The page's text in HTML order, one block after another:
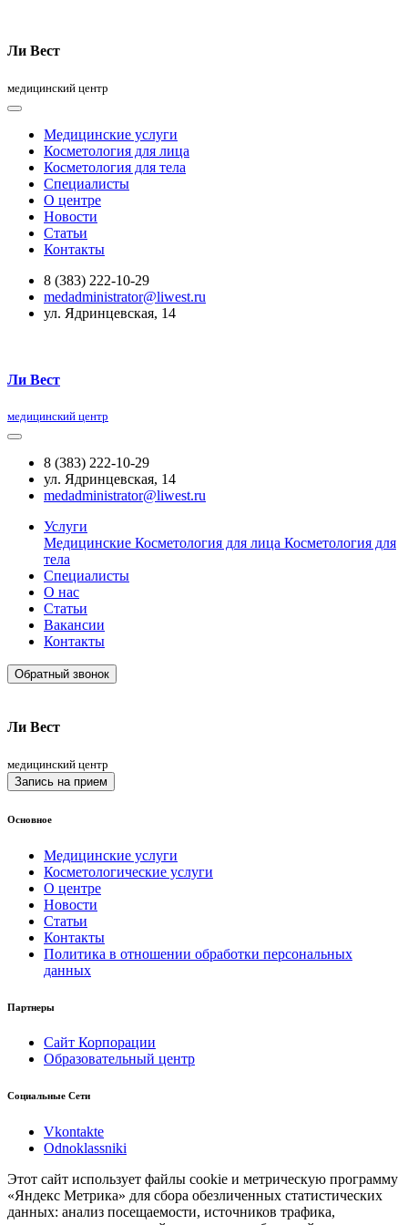
Ли Вест
медицинский центр
Медицинские услуги
Косметология для лица
Косметология для тела
Специалисты
О центре
Новости
Статьи
Контакты
8 (383) 222-10-29
medadministrator@liwest.ru
ул. Ядринцевская, 14
Ли Вест
медицинский центр
8 (383) 222-10-29
ул. Ядринцевская, 14
medadministrator@liwest.ru
Услуги
Медицинские Косметология для лица Косметология для
тела
Специалисты
О нас
Статьи
Вакансии
Контакты
Обратный звонок
Ли Вест
медицинский центр
Запись на прием
Основное
Медицинские услуги
Косметологические услуги
О центре
Новости
Статьи
Контакты
Политика в отношении обработки персональных
данных
Партнеры
Сайт Корпорации
Образовательный центр
Социальные Сети
Vkontakte
Odnoklassniki
Этот сайт использует файлы cookie и метрическую программу
«Яндекс Метрика» для сбора обезличенных статистических
данных: анализ посещаемости, источников трафика,